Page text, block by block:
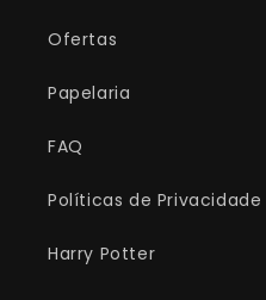
Ofertas
Papelaria
FAQ
Políticas de Privacidade
Harry Potter